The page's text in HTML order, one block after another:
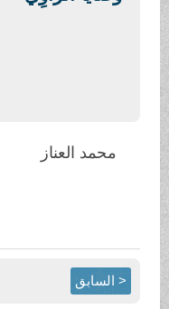
محمد العناز
< السابق